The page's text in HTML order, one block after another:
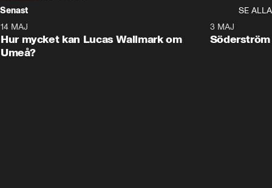
Senast
SE ALLA
Plus
14 MAJ
Hur mycket kan Lucas Wallmark om
Umeå?
3 MAJ